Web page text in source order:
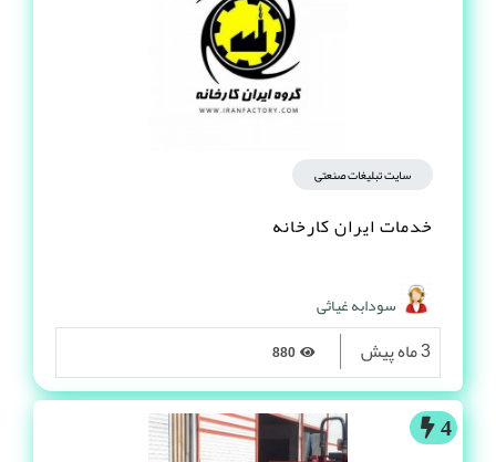
سایت تبلیغات صنعتی
خدمات ایران کارخانه
سودابه غیاثی
3 ماه پیش
4